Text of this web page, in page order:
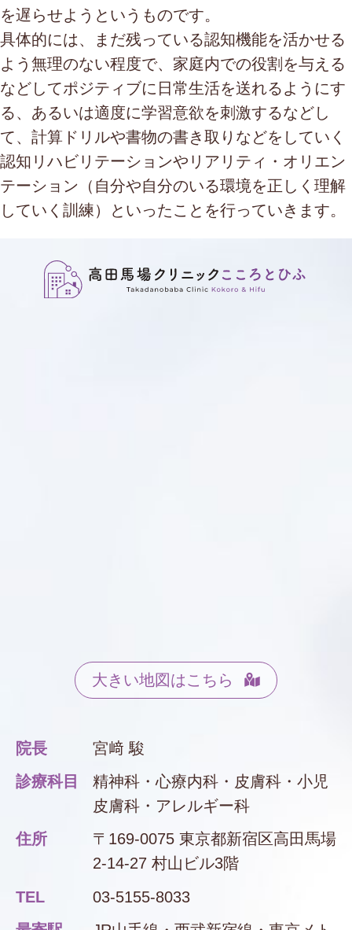
を遅らせようというものです。
具体的には、まだ残っている認知機能を活かせる
よう無理のない程度で、家庭内での役割を与える
などしてポジティブに日常生活を送れるようにす
る、あるいは適度に学習意欲を刺激するなどし
て、計算ドリルや書物の書き取りなどをしていく
認知リハビリテーションやリアリティ・オリエン
テーション（自分や自分のいる環境を正しく理解
していく訓練）といったことを行っていきます。
大きい地図はこちら
院長
宮﨑 駿
診療科目
精神科・心療内科・皮膚科・小児
皮膚科・アレルギー科
住所
〒169-0075 東京都新宿区高田馬場
2-14-27 村山ビル3階
TEL
03-5155-8033